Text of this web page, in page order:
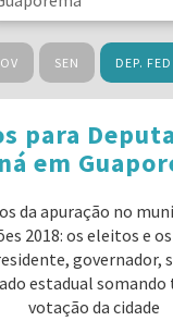
SEN DEP. FED
para
em
da apuração no
2018: os eleitos e
governador,
estadual somando
votação da cidade